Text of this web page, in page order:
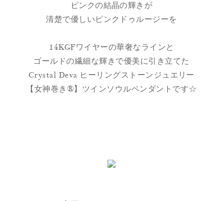
ピンクの結晶の輝きが
清楚で優しいピンクドゥルージーを
14KGFワイヤーの華奢なラインと
ゴールドの繊細な輝きで優美に引き立てた
Crystal Deva ヒーリングストーンジュエリー
【女神巻き®】ツインソウルペンダントです☆